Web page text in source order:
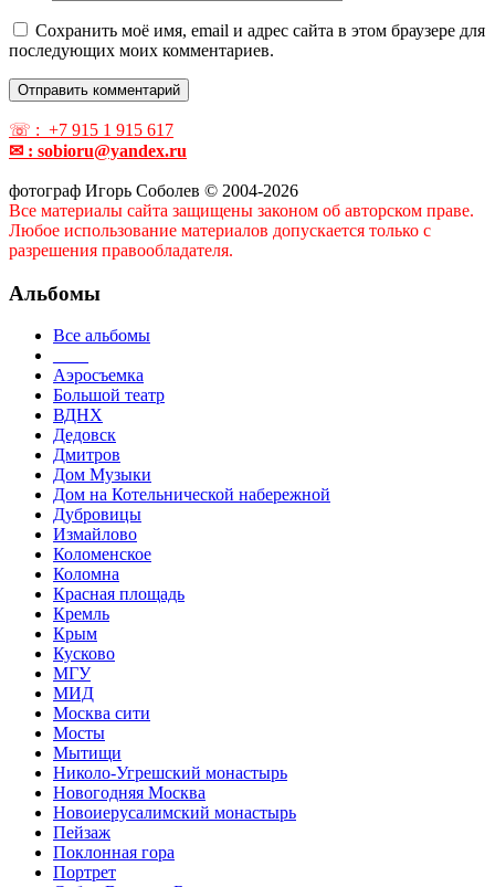
Сохранить моё имя, email и адрес сайта в этом браузере для
последующих моих комментариев.
☏ : +7 915 1 915 617
✉ : sobioru@yandex.ru
фотограф Игорь Соболев © 2004-2026
Все материалы сайта защищены законом об авторском праве.
Любое использование материалов допускается только с
разрешения правообладателя.
Альбомы
Все альбомы
Аэросъемка
Большой театр
ВДНХ
Дедовск
Дмитров
Дом Музыки
Дом на Котельнической набережной
Дубровицы
Измайлово
Коломенское
Коломна
Красная площадь
Кремль
Крым
Кусково
МГУ
МИД
Москва сити
Мосты
Мытищи
Николо-Угрешский монастырь
Новогодняя Москва
Новоиерусалимский монастырь
Пейзаж
Поклонная гора
Портрет